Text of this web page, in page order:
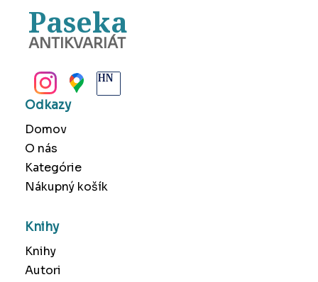
Paseka
ANTIKVARIÁT
Odkazy
Domov
O nás
Kategórie
Nákupný košík
Knihy
Knihy
Autori